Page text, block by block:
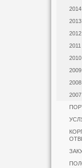
2014
2013
2012
2011
2010
2009
2008
2007